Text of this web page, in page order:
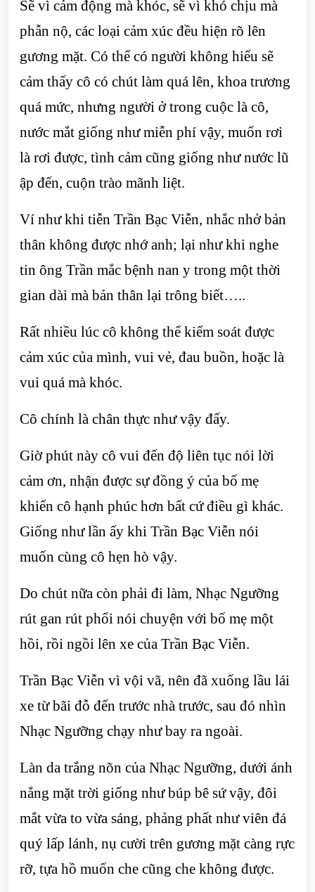
Sẽ vì cảm động mà khóc, sẽ vì khó chịu mà
phẫn nộ, các loại cảm xúc đều hiện rõ lên
gương mặt. Có thể có người không hiểu sẽ
cảm thấy cô có chút làm quá lên, khoa trương
quá mức, nhưng người ở trong cuộc là cô,
nước mắt giống như miễn phí vậy, muốn rơi
là rơi được, tình cảm cũng giống như nước lũ
ập đến, cuộn trào mãnh liệt.
Ví như khi tiễn Trần Bạc Viễn, nhắc nhở bản
thân không được nhớ anh; lại như khi nghe
tin ông Trần mắc bệnh nan y trong một thời
gian dài mà bản thân lại trông biết…..
Rất nhiều lúc cô không thể kiểm soát được
cảm xúc của mình, vui vẻ, đau buồn, hoặc là
vui quá mà khóc.
Cô chính là chân thực như vậy đấy.
Giờ phút này cô vui đến độ liên tục nói lời
cảm ơn, nhận được sự đồng ý của bố mẹ
khiến cô hạnh phúc hơn bất cứ điều gì khác.
Giống như lần ấy khi Trần Bạc Viễn nói
muốn cùng cô hẹn hò vậy.
Do chút nữa còn phải đi làm, Nhạc Ngưỡng
rút gan rút phổi nói chuyện với bố mẹ một
hồi, rồi ngồi lên xe của Trần Bạc Viễn.
Trần Bạc Viễn vì vội vã, nên đã xuống lầu lái
xe từ bãi đỗ đến trước nhà trước, sau đó nhìn
Nhạc Ngưỡng chạy như bay ra ngoài.
Làn da trắng nõn của Nhạc Ngưỡng, dưới ánh
nắng mặt trời giống như búp bê sứ vậy, đôi
mắt vừa to vừa sáng, phảng phất như viên đá
quý lấp lánh, nụ cười trên gương mặt càng rực
rỡ, tựa hồ muốn che cũng che không được.